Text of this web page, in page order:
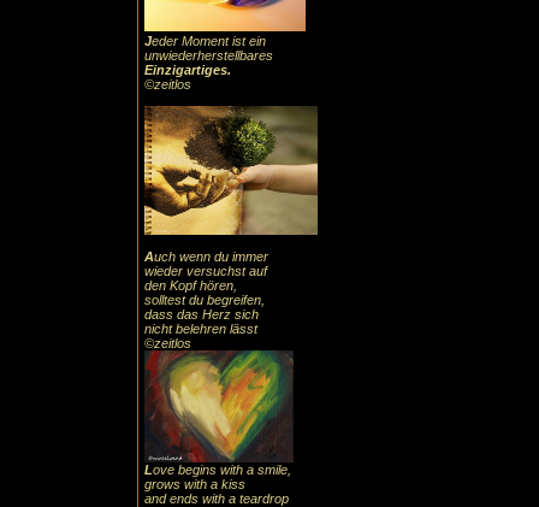
Jeder Moment ist ein
unwiederherstellbares
Einzigartiges.
©zeitlos
Auch wenn du immer
wieder versuchst auf
den Kopf hören,
solltest du begreifen,
dass das Herz sich
nicht belehren lässt
©zeitlos
Love begins with a smile,
grows with a kiss
and ends with a teardrop